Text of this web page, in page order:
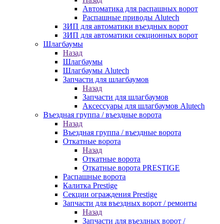
Автоматика для распашных ворот
Распашные приводы Alutech
ЗИП для автоматики въездных ворот
ЗИП для автоматики секционных ворот
Шлагбаумы
Назад
Шлагбаумы
Шлагбаумы Alutech
Запчасти для шлагбаумов
Назад
Запчасти для шлагбаумов
Аксессуары для шлагбаумов Alutech
Въездная группа / въездные ворота
Назад
Въездная группа / въездные ворота
Откатные ворота
Назад
Откатные ворота
Откатные ворота PRESTIGE
Распашные ворота
Калитка Prestige
Секции ограждения Prestige
Запчасти для въездных ворот / ремонты
Назад
Запчасти для въездных ворот /